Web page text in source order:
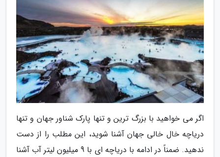
اگر می خواهید با بزرگ ترین و تنها پارک شناور جهان و تنها
دریاچه خال خالی جهان آشنا شوید، این مطلب را از دست
ندهید. ضمناً در ادامه با دریاچه ای با 9 میلیون لیتر آب آشنا